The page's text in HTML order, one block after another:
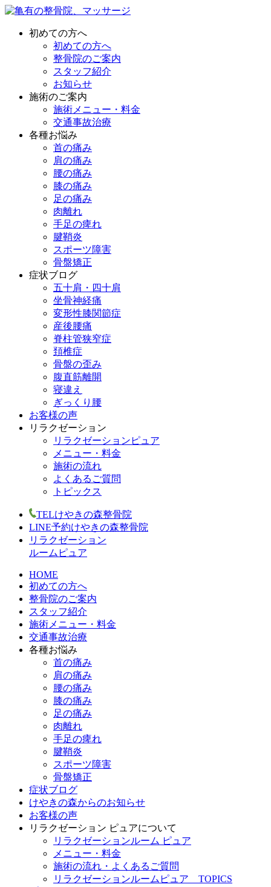
初めての方へ
初めての方へ
整骨院のご案内
スタッフ紹介
お知らせ
施術のご案内
施術メニュー・料金
交通事故治療
各種お悩み
首の痛み
肩の痛み
腰の痛み
膝の痛み
足の痛み
肉離れ
手足の痺れ
腱鞘炎
スポーツ障害
骨盤矯正
症状ブログ
五十肩・四十肩
坐骨神経痛
変形性膝関節症
産後腰痛
脊柱管狭窄症
頚椎症
骨盤の歪み
腹直筋離開
寝違え
ぎっくり腰
お客様の声
リラクゼーション
リラクゼーションピュア
メニュー・料金
施術の流れ
よくあるご質問
トピックス
TELけやきの森整骨院
LINE予約けやきの森整骨院
リラクゼーション
ルームピュア
HOME
初めての方へ
整骨院のご案内
スタッフ紹介
施術メニュー・料金
交通事故治療
各種お悩み
首の痛み
肩の痛み
腰の痛み
膝の痛み
足の痛み
肉離れ
手足の痺れ
腱鞘炎
スポーツ障害
骨盤矯正
症状ブログ
けやきの森からのお知らせ
お客様の声
リラクゼーション ピュアについて
リラクゼーションルーム ピュア
メニュー・料金
施術の流れ・よくあるご質問
リラクゼーションルームピュア TOPICS